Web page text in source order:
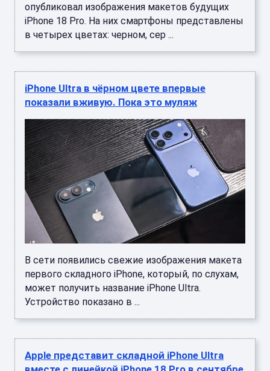
опубликовал изображения макетов будущих
iPhone 18 Pro. На них смартфоны представлены
в четырех цветах: черном, сер ...
iPhone Ultra в чёрном цвете впервые
показали вживую. Пока это муляж
В сети появились свежие изображения макета
первого складного iPhone, который, по слухам,
может получить название iPhone Ultra.
Устройство показано в ...
Apple представит складной iPhone Ultra